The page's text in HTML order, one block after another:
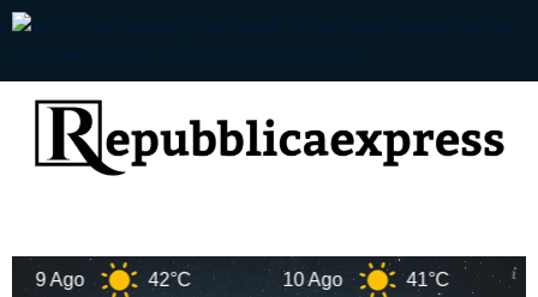
9 Ago 42°C 10 Ago 41°C 11